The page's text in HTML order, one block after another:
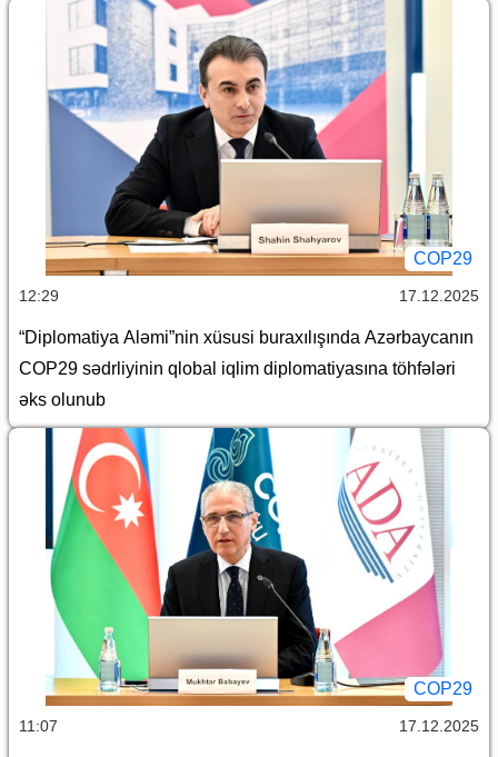
COP29
12:29 17.12.2025
“Diplomatiya Aləmi”nin xüsusi buraxılışında Azərbaycanın
COP29 sədrliyinin qlobal iqlim diplomatiyasına töhfələri
əks olunub
COP29
11:07 17.12.2025